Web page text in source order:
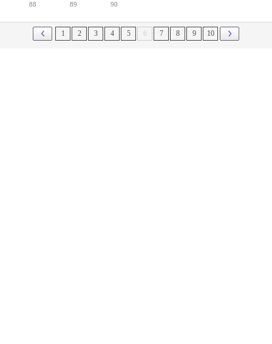
88 89 90
1 2 3 4 5 6 7 8 9 10